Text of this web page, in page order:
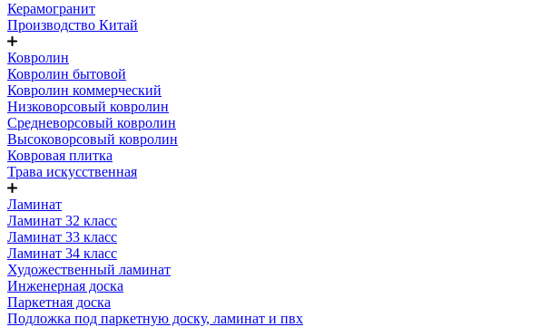
Керамогранит
Производство Китай
Ковролин
Ковролин бытовой
Ковролин коммерческий
Низковорсовый ковролин
Средневорсовый ковролин
Высоковорсовый ковролин
Ковровая плитка
Трава искусственная
Ламинат
Ламинат 32 класс
Ламинат 33 класс
Ламинат 34 класс
Художественный ламинат
Инженерная доска
Паркетная доска
Подложка под паркетную доску, ламинат и пвх